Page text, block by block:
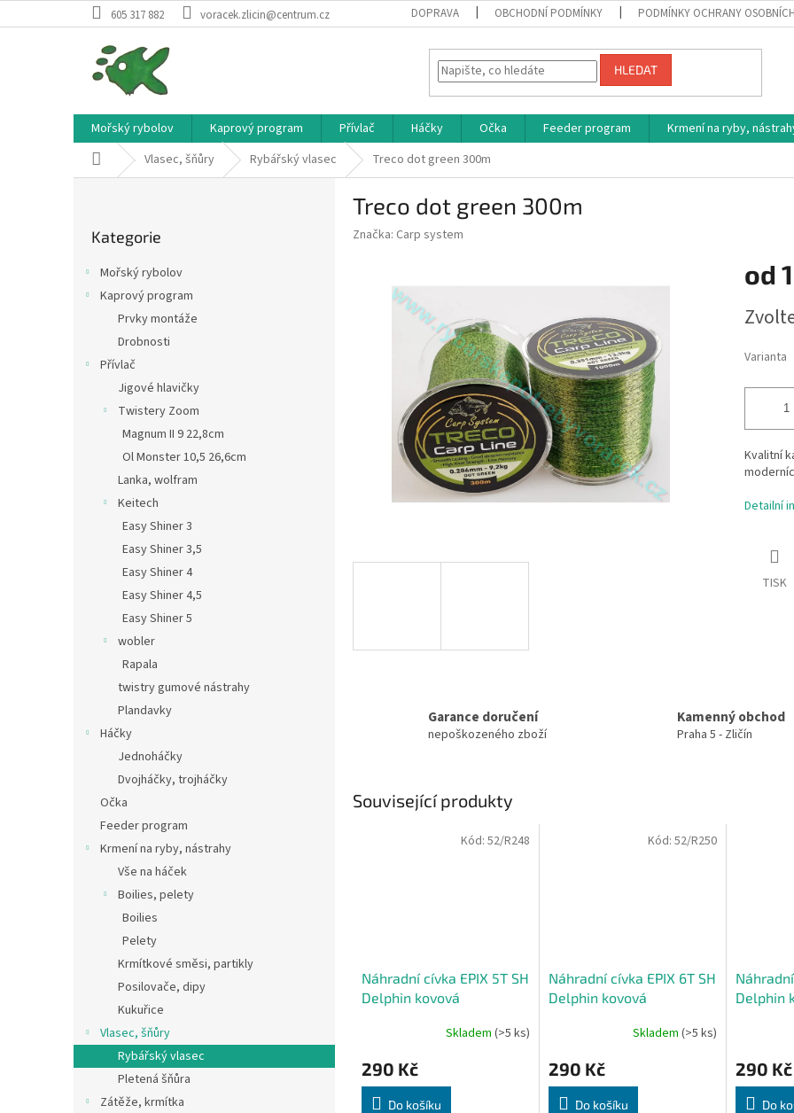
na
605 317 882 voracek.zlicin@centrum.cz DOPRAVA OBCHODNÍ PODMÍNKY PODMÍNKY OCHRANY
HLEDAT
Mořský rybolov Kaprový program Přívlač Háčky Očka Feeder program
Krmení na ryby,
Domů Vlasec, šňůry Rybářský vlasec Treco dot green 300m
kategorie
Kategorie
Mořský rybolov
Kaprový program
Prvky montáže
Drobnosti
Přívlač
Jigové hlavičky
Twistery Zoom
Magnum II 9 22,8cm
Ol Monster 10,5 26,6cm
Lanka, wolfram
Keitech
Easy Shiner 3
Easy Shiner 3,5
Easy Shiner 4
Easy Shiner 4,5
Easy Shiner 5
wobler
Rapala
twistry gumové nástrahy
Plandavky
Háčky
Jednoháčky
Dvojháčky, trojháčky
Očka
Feeder program
Krmení na ryby, nástrahy
Vše na háček
Boilies, pelety
Boilies
Pelety
Krmítkové směsi, partikly
Posilovače, dipy
Kukuřice
Vlasec, šňůry
Rybářský vlasec
Pletená šňůra
Zátěže, krmítka
Treco dot green 300m
Značka: Carp system
od
cena:
Varianta
Kvalitní
Detailní
TISK
Garance doručení
nepoškozeného zboží
Kamenný obchod
Praha 5 - Zličín
Související produkty
Náhradní cívka EPIX 5T SH
Delphin kovová
Skladem (>5 ks)
290 Kč
Do košíku
Kód: 52/R248
Náhradní cívka EPIX 6T SH
Delphin kovová
Skladem (>5 ks)
290 Kč
Do košíku
Kód: 52/R250
Delphin
290 Kč
Do